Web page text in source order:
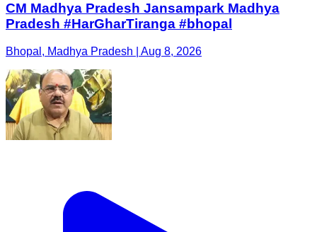
CM Madhya Pradesh Jansampark Madhya
Pradesh #HarGharTiranga #bhopal
Bhopal, Madhya Pradesh | Aug 8, 2026